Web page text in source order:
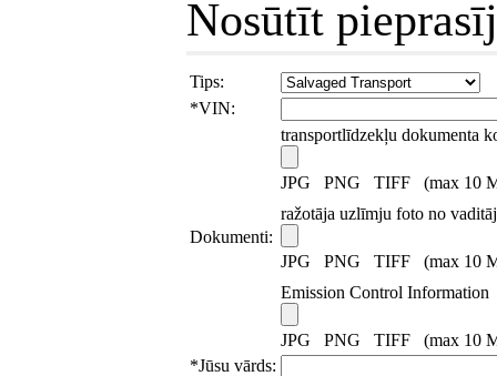
Nosūtīt
Tips:
*VIN:
Dokumenti:
transportlīdzekļu dokumenta
JPG PNG TIFF (max 10
ražotāja uzlīmju foto no
JPG PNG TIFF (max 10
Emission Control Information
JPG PNG TIFF (max 10
*Jūsu vārds: